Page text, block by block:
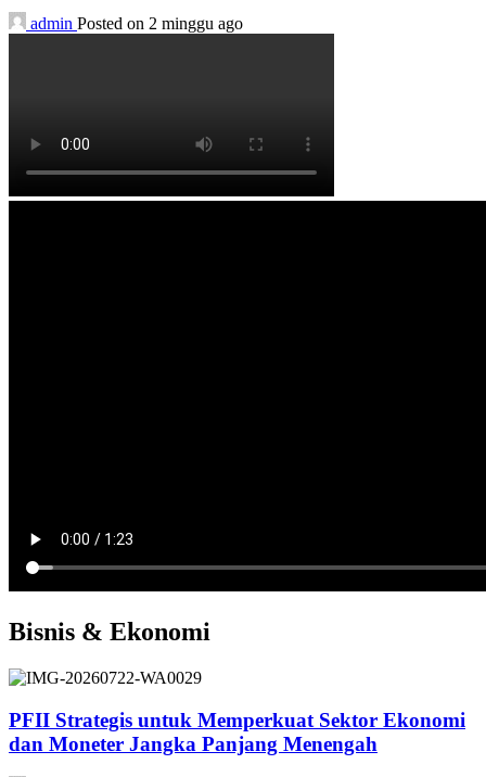
admin Posted on 2 minggu ago
Bisnis & Ekonomi
PFII Strategis untuk Memperkuat Sektor Ekonomi
dan Moneter Jangka Panjang Menengah